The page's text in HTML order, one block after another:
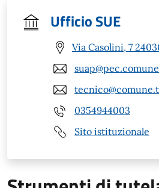
Ufficio SUE
Via Casolini, 7
0354944003
Sito istituzionale